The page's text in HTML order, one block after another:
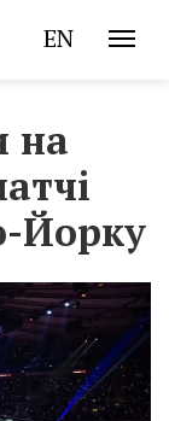
EN
на
Йорку